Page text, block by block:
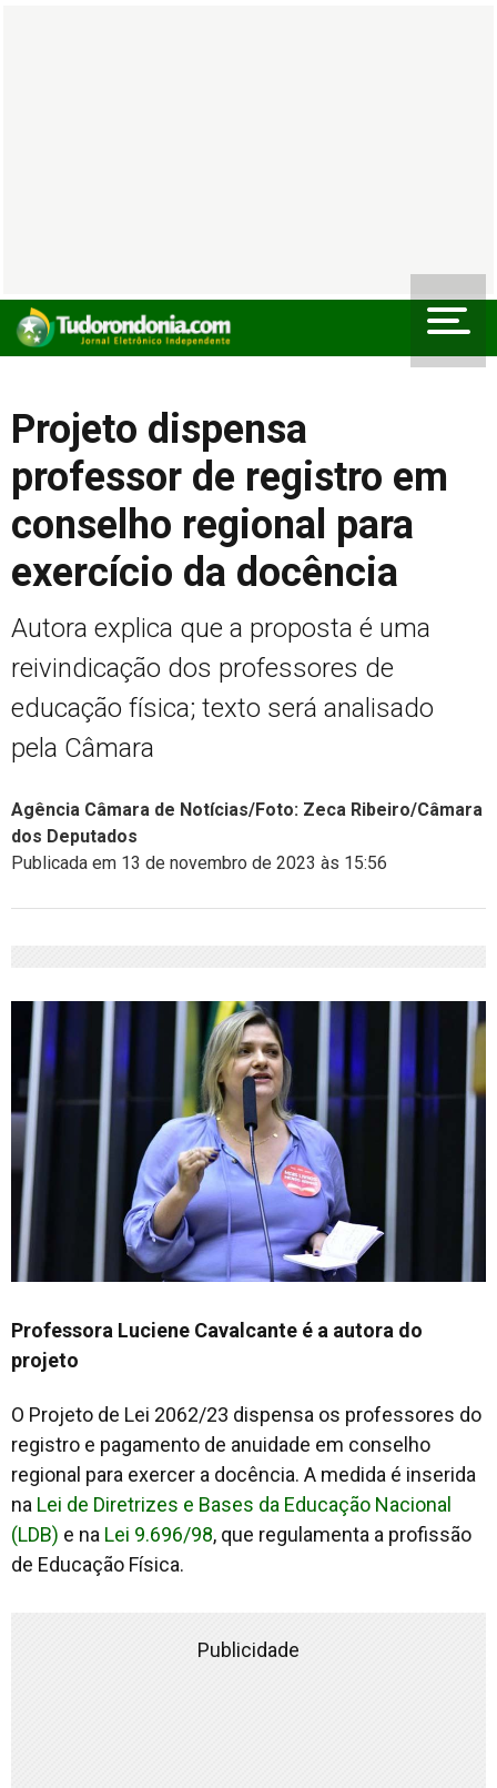
Projeto dispensa
professor de registro em
conselho regional para
exercício da docência
Autora explica que a proposta é uma
reivindicação dos professores de
educação física; texto será analisado
pela Câmara
Agência Câmara de Notícias/Foto: Zeca Ribeiro/Câmara
dos Deputados
Publicada em 13 de novembro de 2023 às 15:56
Professora Luciene Cavalcante é a autora do
projeto
O Projeto de Lei 2062/23 dispensa os professores do
registro e pagamento de anuidade em conselho
regional para exercer a docência. A medida é inserida
na Lei de Diretrizes e Bases da Educação Nacional
(LDB) e na Lei 9.696/98, que regulamenta a profissão
de Educação Física.
Publicidade